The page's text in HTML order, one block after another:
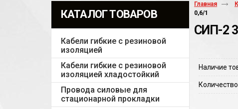
КАТАЛОГ ТОВАРОВ
Кабели гибкие с резиновой
изоляцией
Кабели гибкие с резиновой
изоляцией хладостойкий
Провода силовые для
стационарной прокладки
Главная
0,6/1
СИП-2
Наличие